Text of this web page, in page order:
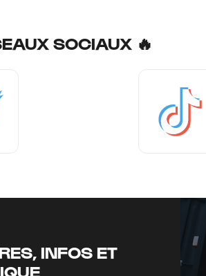
SOCIAUX 🔥
INFOS ET